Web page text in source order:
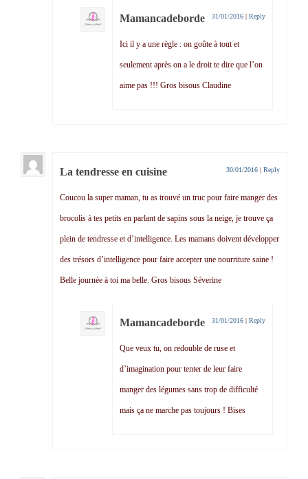
Mamancadeborde 31/01/2016 | Reply
Ici il y a une règle : on goûte à tout et
seulement après on a le droit te dire que l’on
aime pas !!! Gros bisous Claudine
La tendresse en cuisine 30/01/2016 | Reply
Coucou la super maman, tu as trouvé un truc pour faire manger des
brocolis à tes petits en parlant de sapins sous la neige, je trouve ça
plein de tendresse et d’intelligence. Les mamans doivent développer
des trésors d’intelligence pour faire accepter une nourriture saine !
Belle journée à toi ma belle. Gros bisous Séverine
Mamancadeborde 31/01/2016 | Reply
Que veux tu, on redouble de ruse et
d’imagination pour tenter de leur faire
manger des légumes sans trop de difficulté
mais ça ne marche pas toujours ! Bises